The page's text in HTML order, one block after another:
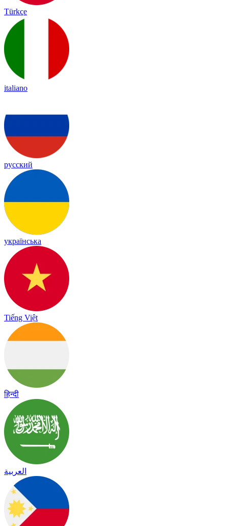
Türkçe
italiano
русский
українська
Tiếng Việt
हिन्दी
العربية